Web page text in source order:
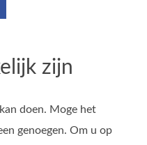
zijn
doen. Moge het
genoegen. Om u op